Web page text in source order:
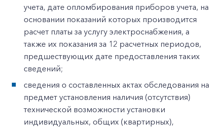
учета, дате опломбирования приборов учета, на
основании показаний которых производится
расчет платы за услугу электроснабжения, а
также их показания за 12 расчетных периодов,
предшествующих дате предоставления таких
сведений;
сведения о составленных актах обследования на
предмет установления наличия (отсутствия)
технической возможности установки
индивидуальных, общих (квартирных),